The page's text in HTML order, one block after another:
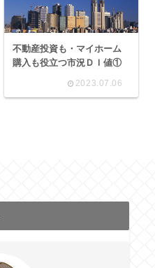
不動産投資も・マイホーム
購入も役立つ市況ＤＩ値①
2023.07.06